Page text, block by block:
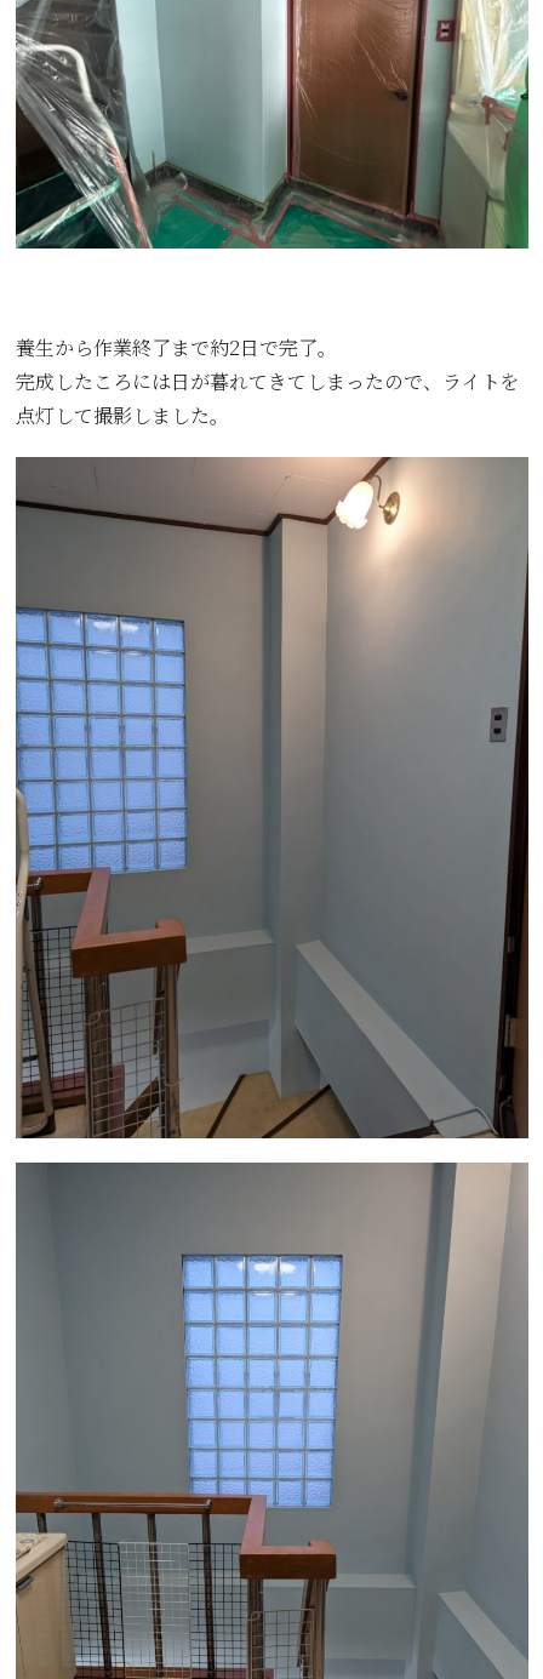
養生から作業終了まで約2日で完了。
完成したころには日が暮れてきてしまったので、ライトを
点灯して撮影しました。